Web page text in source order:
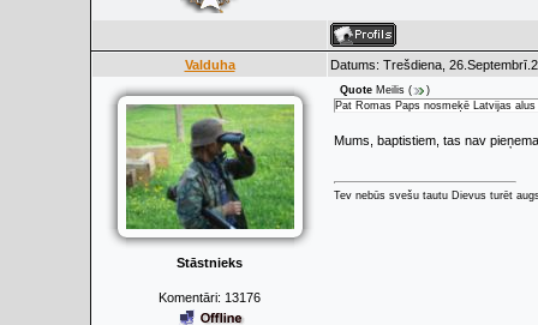
Valduha Datums: Trešdiena,
Stāstnieks
Komentāri: 13176
Quote Meilis (
)
Pat Romas Paps nosmeķē Latvijas
Mums, baptistiem, tas nav
Tev nebūs svešu tautu Dievus turēt